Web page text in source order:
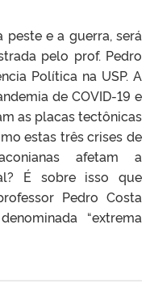
peste e a guerra, será
pelo prof. Pedro
Política na USP. A
de COVID-19 e
as placas tectônicas
estas três crises de
afetam a
É sobre isso que
Pedro Costa
“extrema